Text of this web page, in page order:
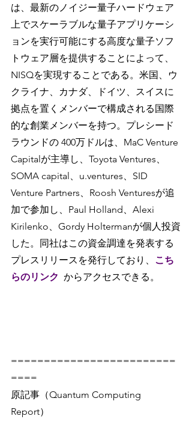
は、最新のノイジー量子ハードウェア
上でスケーラブルな量子アプリケーシ
ョンを実行可能にする高度な量子ソフ
トウェア層を提供することによって、
NISQを実現することである。米国、ウ
クライナ、カナダ、ドイツ、スイスに
拠点を置くメンバーで構成される国際
的な創業メンバーを持つ。プレシード
ラウンドの 400万ドルは、MaC Venture
Capitalが主導し、Toyota Ventures、
SOMA capital、u.ventures、SID
Venture Partners、Roosh Venturesが追
加で参加し、Paul Holland、Alexi
Kirilenko、Gordy Holtermanが個人投資
した。同社はこの資金調達を発表する
プレスリリースを発行しており、 こち
らのリンク からアクセスできる。
=========================
====
原記事（Quantum Computing
Report）